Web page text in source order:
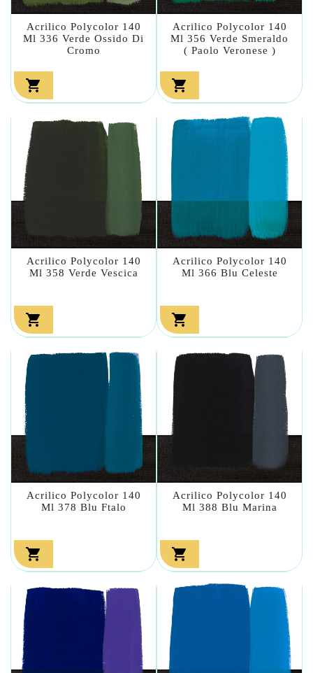
Acrilico Polycolor 140
Ml 336 Verde Ossido Di
Cromo

Acrilico Polycolor 140
Ml 356 Verde Smeraldo
( Paolo Veronese )

Acrilico Polycolor 140
Ml 358 Verde Vescica

Acrilico Polycolor 140
Ml 366 Blu Celeste

Acrilico Polycolor 140
Ml 378 Blu Ftalo

Acrilico Polycolor 140
Ml 388 Blu Marina
